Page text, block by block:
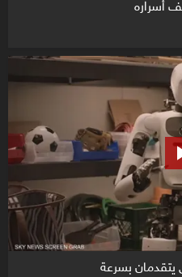
يتقدمان بسرعة